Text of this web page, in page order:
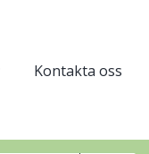
Kontakta oss